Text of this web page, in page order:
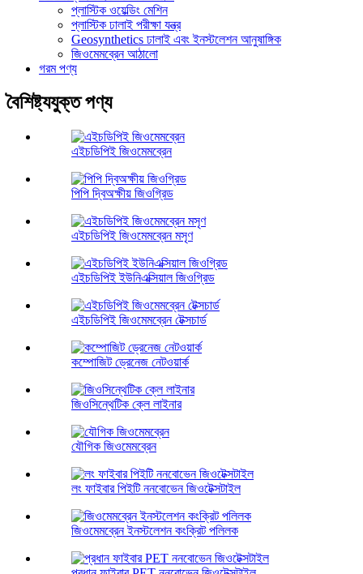
প্লাস্টিক ওয়েল্ডিং মেশিন
প্লাস্টিক ঢালাই পরীক্ষা যন্ত্র
Geosynthetics ঢালাই এবং ইনস্টলেশন আনুষাঙ্গিক
জিওমেমব্রেন আঠালো
গরম পণ্য
বৈশিষ্ট্যযুক্ত পণ্য
এইচডিপিই জিওমেমব্রেন
পিপি দ্বিঅক্ষীয় জিওগ্রিড
এইচডিপিই জিওমেমব্রেন মসৃণ
এইচডিপিই ইউনিএক্সিয়াল জিওগ্রিড
এইচডিপিই জিওমেমব্রেন টেক্সচার্ড
কম্পোজিট ড্রেনেজ নেটওয়ার্ক
জিওসিন্থেটিক ক্লে লাইনার
যৌগিক জিওমেমব্রেন
লং ফাইবার পিইটি ননবোভেন জিওটেক্সটাইল
জিওমেমব্রেন ইনস্টলেশন কংক্রিট পলিলক